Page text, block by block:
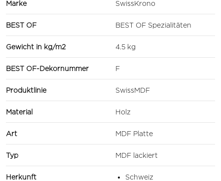
Marke SwissKrono
BEST OF BEST OF Spezialitäten
Gewicht in kg/m2 4.5 kg
BEST OF-Dekornummer F
Produktlinie SwissMDF
Material Holz
Art MDF Platte
Typ MDF lackiert
Herkunft
Schweiz